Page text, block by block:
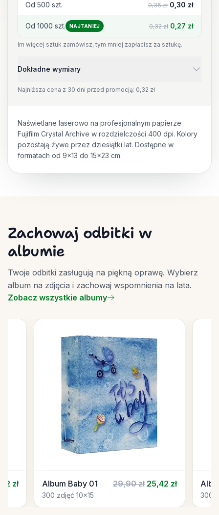
Od 500 szt. 0,35 zł 0,30 zł
Od 1000 szt. NAJTANIEJ 0,32 zł 0,27 zł
Im więcej sztuk zamówisz, tym mniej zapłacisz za sztukę.
Dokładne wymiary
Najniższa cena z 30 dni przed promocją: 0,32 zł
Naświetlane laserowo na profesjonalnym papierze
Fujifilm Crystal Archive w rozdzielczości 400 dpi. Kolory
pozostają żywe przez dziesiątki lat. Dostępne w
formatach od 9x13 do 15x23 cm.
Zachowaj odbitki w
albumie
Twoje odbitki zasługują na piękną oprawę. Wybierz
album na zdjęcia i zachowaj wspomnienia na lata.
Zobacz wszystkie albumy
Album Baby 01 29,90 zł 25,42 zł
300 zdjęć 10x15 300
zł